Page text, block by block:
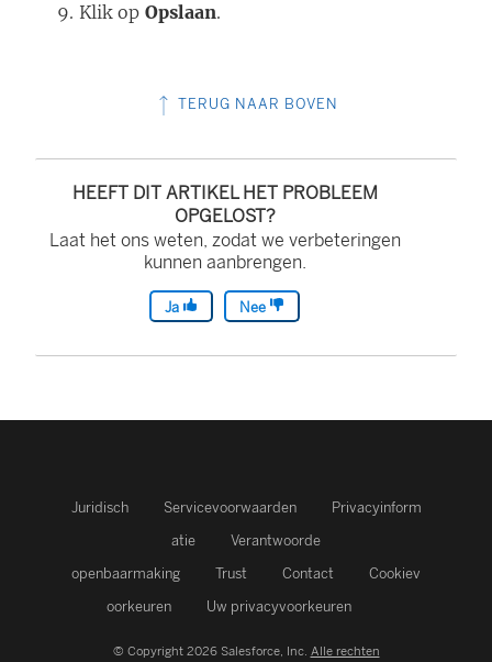
Klik op Opslaan.
TERUG NAAR BOVEN
HEEFT DIT ARTIKEL HET PROBLEEM
OPGELOST?
Laat het ons weten, zodat we verbeteringen
kunnen aanbrengen.
Ja Nee
Juridisch Servicevoorwaarden
Privacyinform
atie
Verantwoorde
openbaarmaking
Trust Contact
Cookiev
oorkeuren
Uw privacyvoorkeuren
© Copyright 2026 Salesforce, Inc. Alle rechten